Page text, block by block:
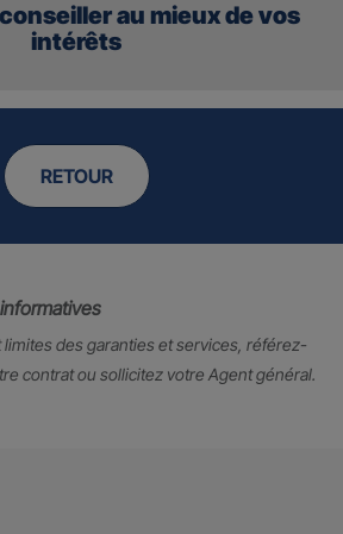
au mieux de vos
intérêts
RETOUR
des garanties et services, référez-
contrat ou sollicitez votre Agent général.